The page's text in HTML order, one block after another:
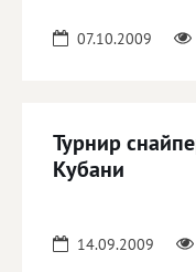
07.10.2009
Турнир
Кубани
14.09.2009